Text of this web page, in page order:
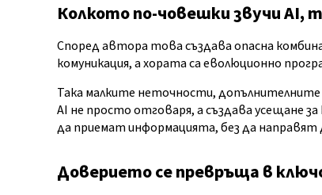
Колкото по-човешки звучи AI,
Според автора това създава опасна
комуникация, а хората са еволюционно
Така малките неточности, допълнителните
AI не просто отговаря, а създава усещане
да приемат информацията, без да направят
Доверието се превръща в